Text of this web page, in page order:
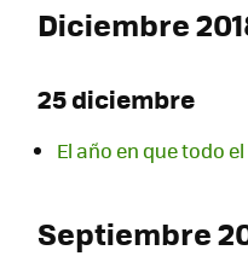
Diciembre
25 diciembre
El año en que todo
Septiembre